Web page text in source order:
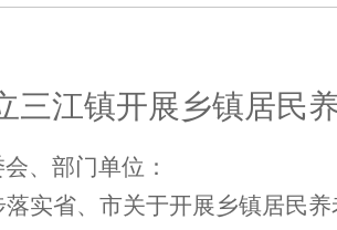
三江镇开展乡镇居民
、部门单位：
落实省、市关于开展乡镇居民